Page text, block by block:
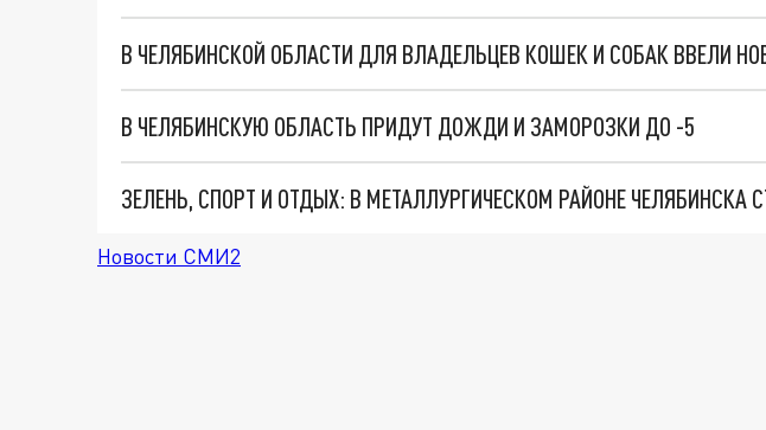
В ЧЕЛЯБИНСКОЙ ОБЛАСТИ ДЛЯ ВЛАДЕЛЬЦЕВ КОШЕК И СОБАК ВВЕЛИ
В ЧЕЛЯБИНСКУЮ ОБЛАСТЬ ПРИДУТ ДОЖДИ И ЗАМОРОЗКИ ДО -5
Новости СМИ2